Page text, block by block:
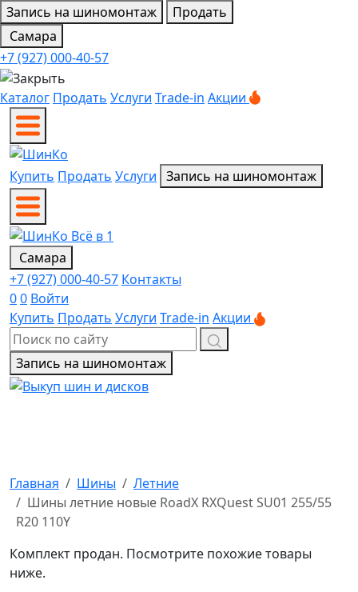
Запись на шиномонтаж
Продать
Самара
+7 (927) 000-40-57
Каталог Продать Услуги Trade-in Акции
Купить Продать Услуги Запись на шиномонтаж
Самара
+7 (927) 000-40-57 Контакты
00 Войти
Купить Продать Услуги Trade-in Акции
Запись на шиномонтаж
Главная Шины
Летние
Шины летние новые RoadX RXQuest SU01 255/55
R20 110Y
Комплект продан. Посмотрите похожие товары
ниже.